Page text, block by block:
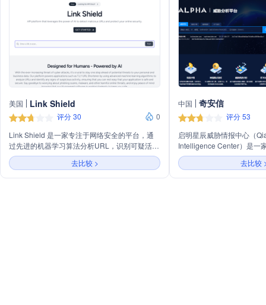
美国 Link Shield
评分 30
0
Link Shield 是一家专注于网络安全的平台，通
过先进的机器学习算法分析URL，识别可疑活
动，保护个人和企业数据安全。提供易集成的
API服务，支持多种编程语言，以竞争性价格提
供灵活、可扩展的解决方案，帮助开发者和企业
去比较 >
中国 奇安信
评分 53
启明星辰威胁情报中心（
Intelligence Center）是一
域的企业，致力于提供全
司通过先进的技术手段，
胁，为客户提供包括但不
去比较